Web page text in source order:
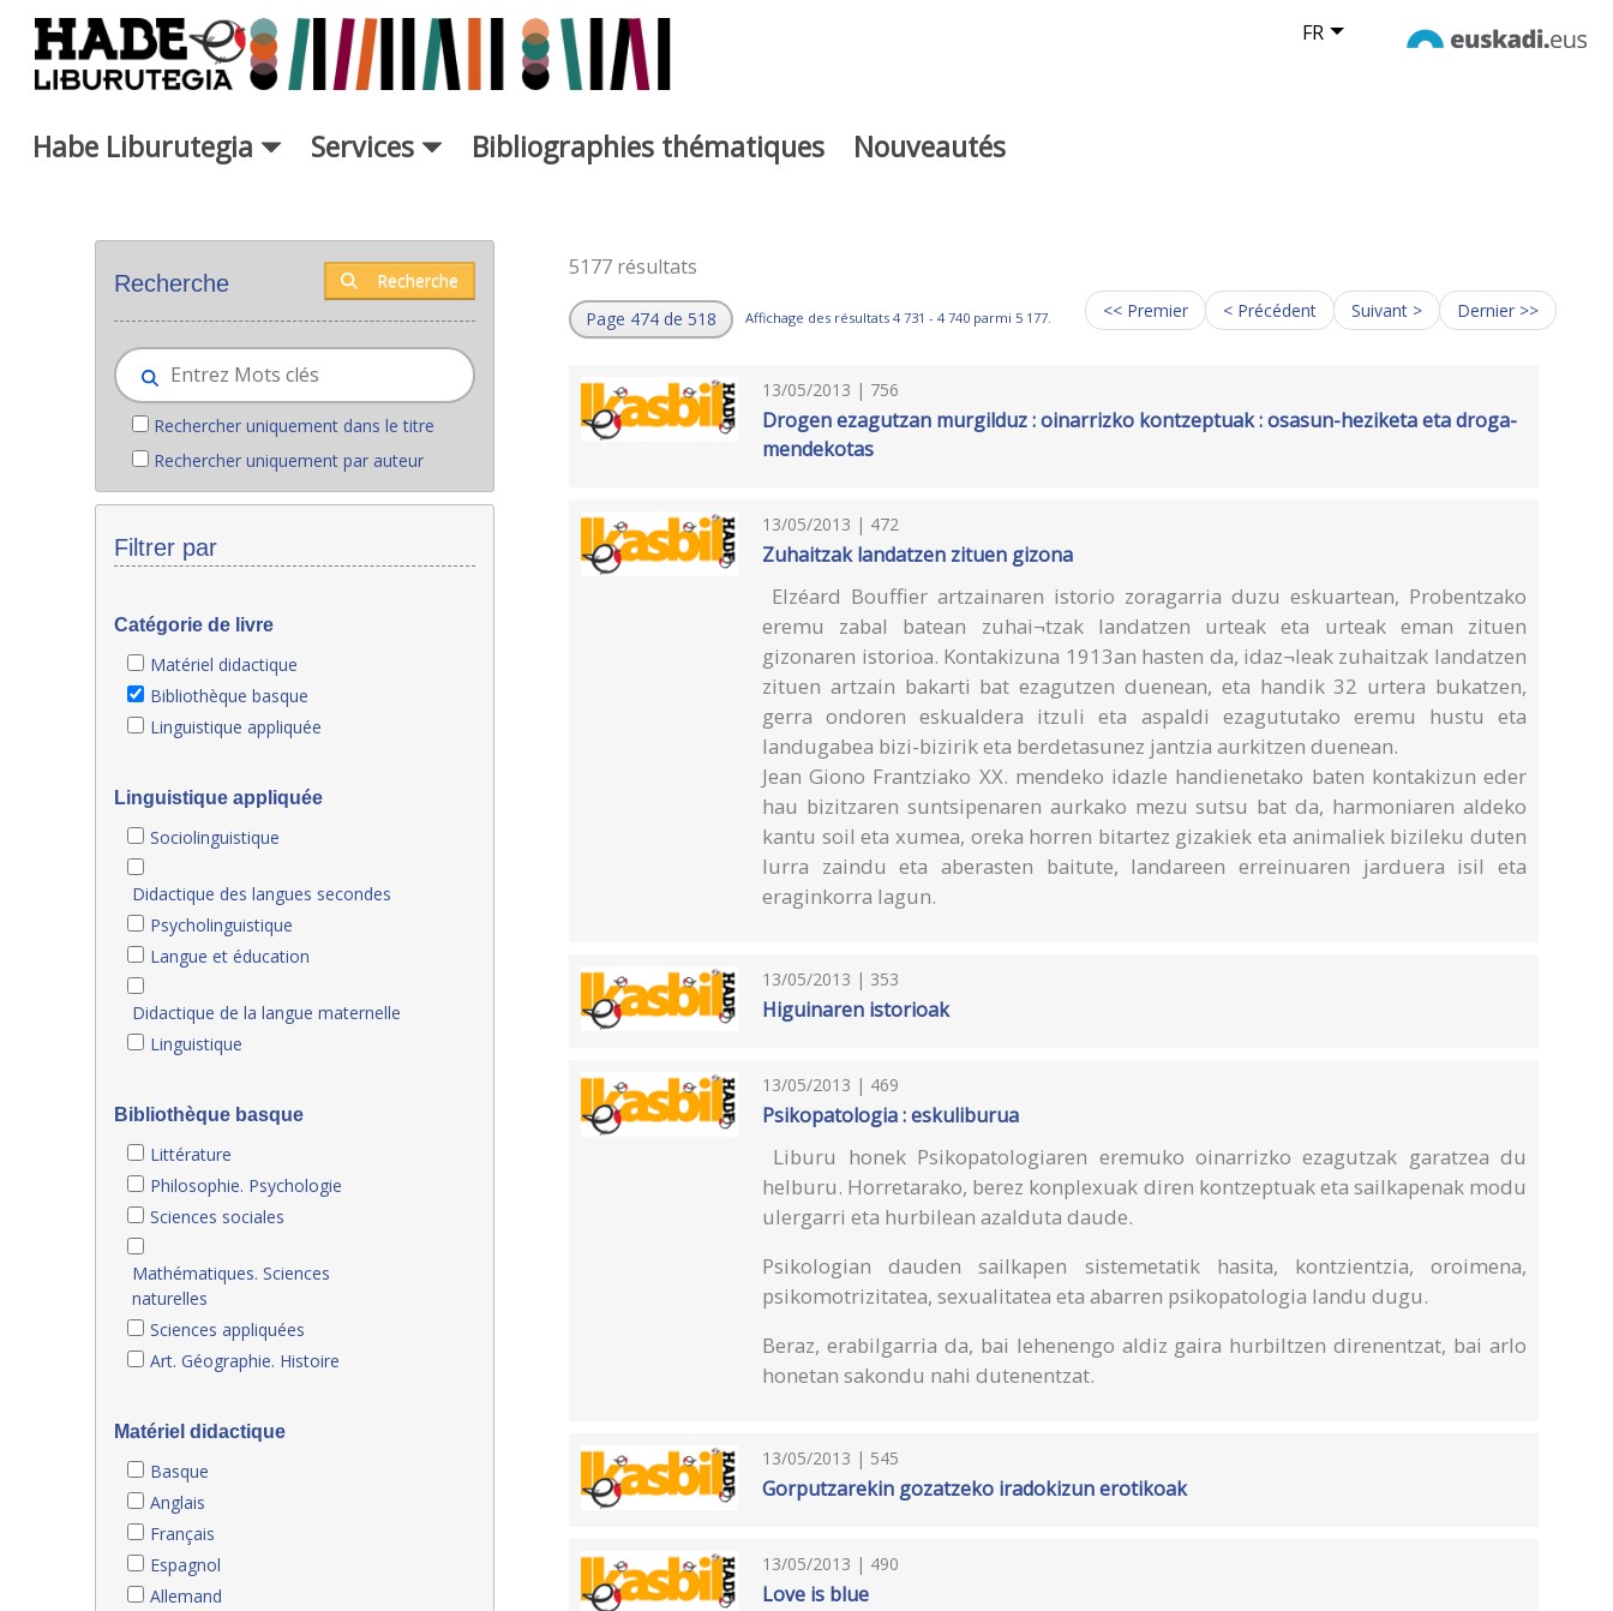
Saut au contenu principal FR
Habe Liburutegia Services Bibliographies thématiques Nouveautés
Recherche Recherche
Rechercher uniquement dans le titre
Rechercher uniquement par auteur
Filtrer par
Catégorie de livre
Matériel didactique
Bibliothèque basque
Linguistique appliquée
Linguistique appliquée
Sociolinguistique
Didactique des langues secondes
Psycholinguistique
Langue et éducation
Didactique de la langue maternelle
Linguistique
Bibliothèque basque
Littérature
Philosophie. Psychologie
Sciences sociales
Mathématiques. Sciences
naturelles
Sciences appliquées
Art. Géographie. Histoire
Matériel didactique
Basque
Anglais
Français
Espagnol
Allemand
5177 résultats
Page 474 de 518 Affichage des résultats 4 731 - 4 740 parmi 5 177. << Premier < Précédent Suivant > Dernier >>
13/05/2013 | 756
Drogen ezagutzan murgilduz : oinarrizko kontzeptuak : osasun-heziketa eta droga-
mendekotas
13/05/2013 | 472
Zuhaitzak landatzen zituen gizona
Elzéard Bouffier artzainaren istorio zoragarria duzu eskuartean, Probentzako
eremu zabal batean zuhai¬tzak landatzen urteak eta urteak eman zituen
gizonaren istorioa. Kontakizuna 1913an hasten da, idaz¬leak zuhaitzak landatzen
zituen artzain bakarti bat ezagutzen duenean, eta handik 32 urtera bukatzen,
gerra ondoren eskualdera itzuli eta aspaldi ezagututako eremu hustu eta
landugabea bizi-bizirik eta berdetasunez jantzia aurkitzen duenean.
Jean Giono Frantziako XX. mendeko idazle handienetako baten kontakizun eder
hau bizitzaren suntsipenaren aurkako mezu sutsu bat da, harmoniaren aldeko
kantu soil eta xumea, oreka horren bitartez gizakiek eta animaliek bizileku duten
lurra zaindu eta aberasten baitute, landareen erreinuaren jarduera isil eta
eraginkorra lagun.
13/05/2013 | 353
Higuinaren istorioak
13/05/2013 | 469
Psikopatologia : eskuliburua
Liburu honek Psikopatologiaren eremuko oinarrizko ezagutzak garatzea du
helburu. Horretarako, berez konplexuak diren kontzeptuak eta sailkapenak modu
ulergarri eta hurbilean azalduta daude.
Psikologian dauden sailkapen sistemetatik hasita, kontzientzia, oroimena,
psikomotrizitatea, sexualitatea eta abarren psikopatologia landu dugu.
Beraz, erabilgarria da, bai lehenengo aldiz gaira hurbiltzen direnentzat, bai arlo
honetan sakondu nahi dutenentzat.
13/05/2013 | 545
Gorputzarekin gozatzeko iradokizun erotikoak
13/05/2013 | 490
Love is blue